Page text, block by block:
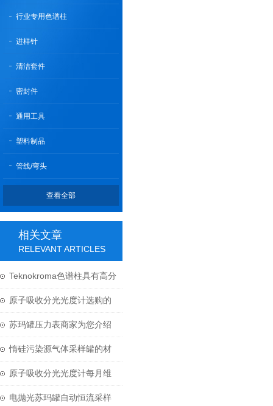
行业专用色谱柱
进样针
清洁套件
密封件
通用工具
塑料制品
管线/弯头
查看全部
相关文章
RELEVANT ARTICLES
Teknokroma色谱柱具有高分
离效率和高灵敏度
原子吸收分光光度计选购的
两大要点
苏玛罐压力表商家为您介绍
压力表的那些知识
惰硅污染源气体采样罐的材
质是不锈钢的
原子吸收分光光度计每月维
护项目都有那些
电抛光苏玛罐自动恒流采样